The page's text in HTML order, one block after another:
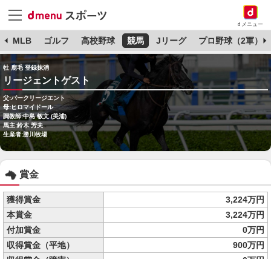
dメニュー
MLB ゴルフ 高校野球 競馬 Jリーグ プロ野球（2軍）
牡 鹿毛 登録抹消
リージェントゲスト
父:パークリージエント
母:ヒロマイドール
調教師:中島 敏文 (美浦)
馬主:鈴木 芳夫
生産者:勝川牧場
賞金
獲得賞金
3,224万円
本賞金
3,224万円
付加賞金
0万円
収得賞金（平地）
900万円